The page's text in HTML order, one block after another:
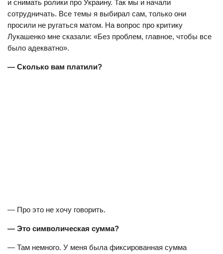
и снимать ролики про Украину. Так мы и начали
сотрудничать. Все темы я выбирал сам, только они
просили не ругаться матом. На вопрос про критику
Лукашенко мне сказали: «Без проблем, главное, чтобы все
было адекватно».
— Сколько вам платили?
— Про это не хочу говорить.
— Это символическая сумма?
— Там немного. У меня была фиксированная сумма